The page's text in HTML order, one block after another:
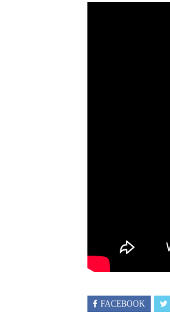
FACEBOOK